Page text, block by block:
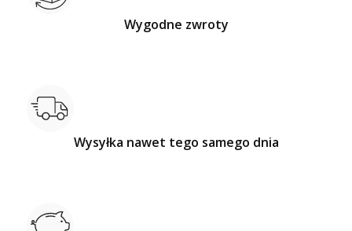
Wygodne zwroty
Wysyłka nawet tego samego dnia